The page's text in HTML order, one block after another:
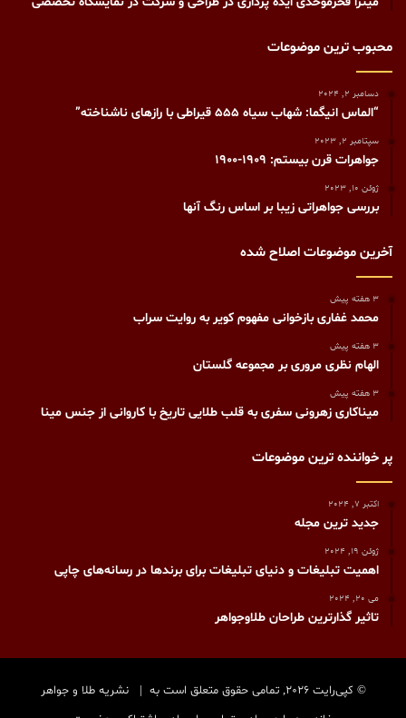
محبوب ترین موضوعات
دسامبر 2, 2024
“الماس انیگما: شهاب سیاه 555 قیراطی با رازهای ناشناخته”
سپتامبر 2, 2023
جواهرات قرن بیستم: 1909-1900
ژوئن 10, 2023
بررسی جواهراتی زیبا بر اساس رنگ آنها
آخرین موضوعات اصلاح شده
3 هفته پیش
محمد غفاری بازخوانی مفهوم کویر به روایت سراب
3 هفته پیش
الهام نظری مروری بر مجموعه گلستان
3 هفته پیش
میناکاری زهرونی سفری به قلب طلایی تاریخ با کاروانی از جنس مینا
پر خواننده ترین موضوعات
اکتبر 7, 2024
جدید ترین مجله
ژوئن 19, 2024
اهمیت تبلیغات و دنیای تبلیغات برای برندها در رسانه‌های چاپی
می 20, 2024
تاثیر گذارترین طراحان طلاوجواهر
© کپی‌رایت 2026, تمامی حقوق متعلق است به |
نشریه طلا و جواهر